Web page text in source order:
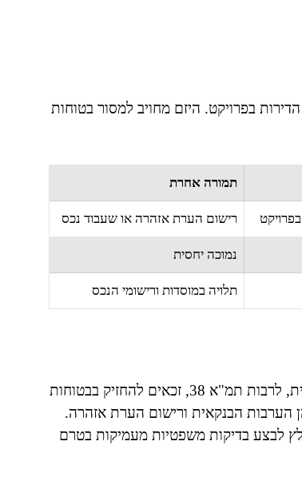
על רוכשי הדירות בפרויקט. היזם מחויב למסור בטוחות
תמורה אחרת
רישום הערת אזהרה או שעבוד נכס
נמוכה יחסית
תלויה במוסדות ורישומי הנכס
לפי חוק המכר (דירות), רוכשי דירות בפרויקטים של התחדשות עירונית, לרבות תמ"א 38, זכאים להחזיק בבטוחות
הערבות הבנקאית ורישום הערת אזהרה.
לבצע בדיקות משפטיות מעמיקות בטרם